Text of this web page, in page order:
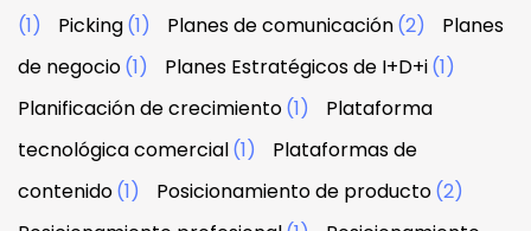
(1)
Picking(1) Planes de comunicación(2)
Planes
de negocio(1) Planes Estratégicos de I+D+i(1)
Planificación de crecimiento(1)
Plataforma
tecnológica comercial(1)
Plataformas de
contenido(1) Posicionamiento de producto(2)